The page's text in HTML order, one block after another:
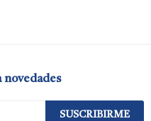
novedades
SUSCRIBIRME